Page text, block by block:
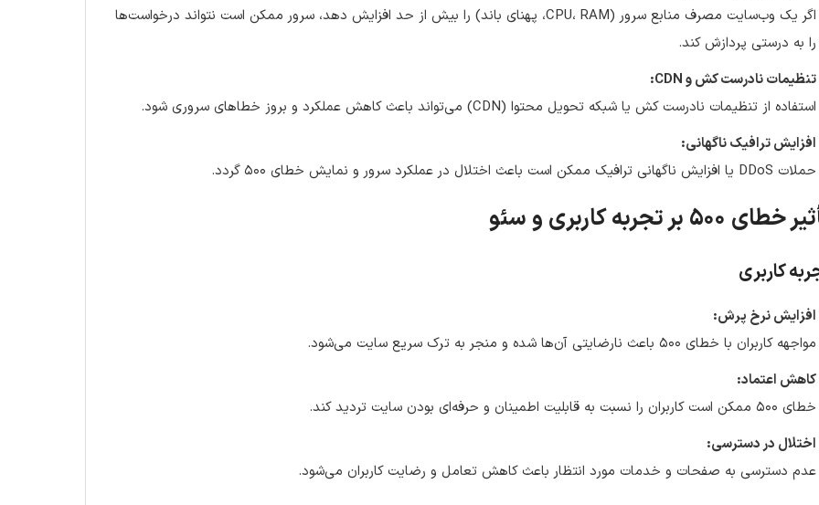
اگر یک وب‌سایت مصرف منابع سرور (CPU، RAM، پهنای باند) را بیش از حد افزایش دهد، سرور ممکن است نتواند درخواست‌ها
را به درستی پردازش کند.
تنظیمات نادرست کش و CDN:
استفاده از تنظیمات نادرست کش یا شبکه تحویل محتوا (CDN) می‌تواند باعث کاهش عملکرد و بروز خطاهای سروری شود.
افزایش ترافیک ناگهانی:
حملات DDoS یا افزایش ناگهانی ترافیک ممکن است باعث اختلال در عملکرد سرور و نمایش خطای ۵۰۰ گردد.
۵۰۰ بر تجربه کاربری و سئو
کاربری
افزایش نرخ پرش:
مواجهه کاربران با خطای ۵۰۰ باعث نارضایتی آن‌ها شده و منجر به ترک سریع سایت می‌شود.
کاهش اعتماد:
خطای ۵۰۰ ممکن است کاربران را نسبت به قابلیت اطمینان و حرفه‌ای بودن سایت تردید کند.
اختلال در دسترسی:
عدم دسترسی به صفحات و خدمات مورد انتظار باعث کاهش تعامل و رضایت کاربران می‌شود.